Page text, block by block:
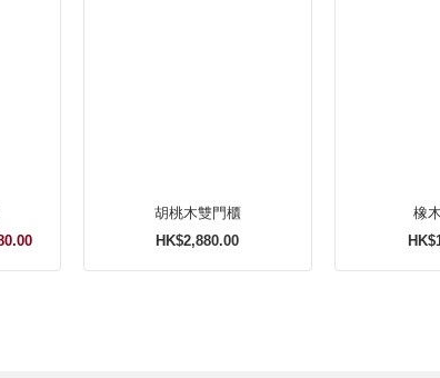
胡桃木雙門櫃
HK$2,880.00
橡